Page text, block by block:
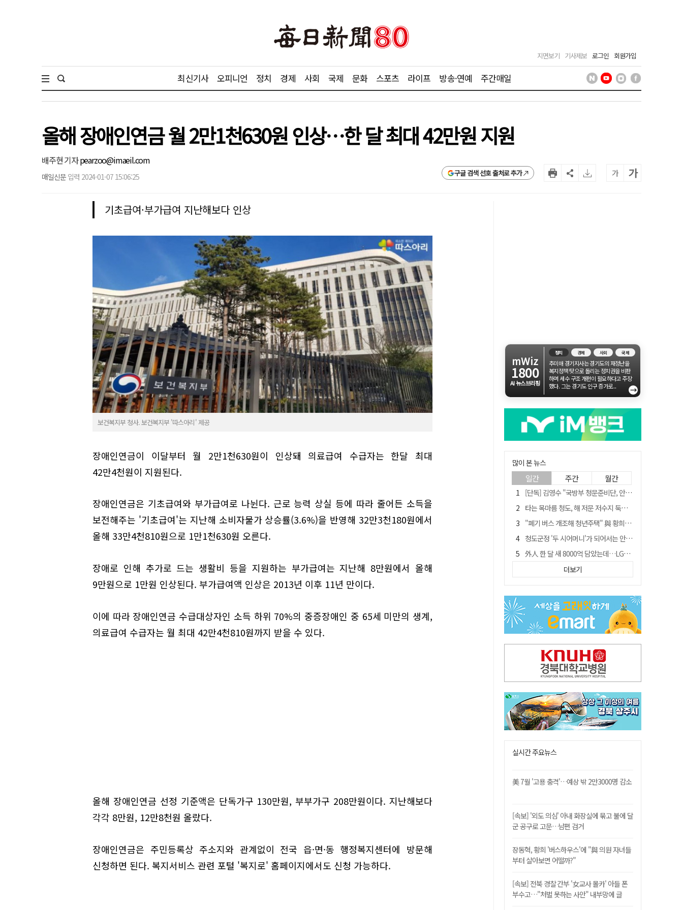
지면보기 기사제보 로그인 회원가입
최신기사 오피니언 정치 경제 사회 국제 문화 스포츠 라이프 방송·연예 주간매일
올해 장애인연금 월 2만1천630원 인상…한 달 최대 42만원 지원
배주현 기자pearzoo@imaeil.com
매일신문 입력 2024-01-07 15:06:25 구글 검색 선호 출처로 추가 가 가
기초급여·부가급여 지난해보다 인상
보건복지부 청사. 보건복지부 '따스아리' 제공
장애인연금이 이달부터 월 2만1천630원이 인상돼 의료급여 수급자는 한달 최대
42만4천원이 지원된다.
장애인연금은 기초급여와 부가급여로 나뉜다. 근로 능력 상실 등에 따라 줄어든 소득을
보전해주는 '기초급여'는 지난해 소비자물가 상승률(3.6%)을 반영해 32만3천180원에서
올해 33만4천810원으로 1만1천630원 오른다.
장애로 인해 추가로 드는 생활비 등을 지원하는 부가급여는 지난해 8만원에서 올해
9만원으로 1만원 인상된다. 부가급여액 인상은 2013년 이후 11년 만이다.
이에 따라 장애인연금 수급대상자인 소득 하위 70%의 중증장애인 중 65세 미만의 생계,
의료급여 수급자는 월 최대 42만4천810원까지 받을 수 있다.
올해 장애인연금 선정 기준액은 단독가구 130만원, 부부가구 208만원이다. 지난해보다
각각 8만원, 12만8천원 올랐다.
장애인연금은 주민등록상 주소지와 관계없이 전국 읍·면·동 행정복지센터에 방문해
신청하면 된다. 복지서비스 관련 포털 '복지로' 홈페이지에서도 신청 가능하다.
mWiz
1800
AI 뉴스브리핑
정치 경제 사회 국제
추미애 경기지사는 경기도의 재정난을
복지정책 탓으로 돌리는 정치권을 비판
하며 세수 구조 개편이 필요하다고 주장
했다. 그는 경기도 인구 증가로...
→
많이 본 뉴스
일간 주간 월간
[단독] 김영수 "국방부 청문준비단, 안규백 탈영 알고있었다"
타는 목마름 청도, 해 저문 저수지 둑에 군수가 서 있었다
"폐기 버스 개조해 청년주택" 與 황희…'딸 학비는 年 4200만원'
청도군정 '두 시어머니'가 되어서는 안된다
外人 한 달 새 8000억 담았는데…LG이노텍 목표주가는 왜 엇갈릴까
임시휴업 들어갔던 홈플러스 영주점, 7일 영업 재개…지하 1층만 운영
SK하이닉스, 주당 375원 분기 배당 공시…"3분기 중 주주환원 방안 확정"
이의준 전 경북도 새마을봉사과장, 제28대 울릉군 부군수 취임
"상법개정해도 주주가 '봉'"…하이닉스 솔리다임 상장설에 술렁[개미와글와글]
더보기
실시간 주요뉴스
美 7월 '고용 충격'…예상 밖 2만3000명 감소
[속보] '외도 의심' 아내 화장실에 묶고 불에 달
군 공구로 고문…남편 검거
장동혁, 황희 '버스하우스'에 "與 의원 자녀들
부터 살아보면 어떨까?"
[속보] 전북 경찰 간부 '女교사 몰카' 아들 폰
부수고…"처벌 못하는 사안" 내부망에 글